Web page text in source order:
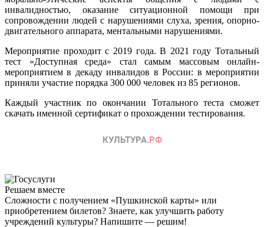
инвалидностью, оказание ситуационной помощи при
сопровождении людей с нарушениями слуха, зрения, опорно-
двигательного аппарата, ментальными нарушениями.
Мероприятие проходит с 2019 года. В 2021 году Тотальный
тест «Доступная среда» стал самым массовым онлайн-
мероприятием в декаду инвалидов в России: в мероприятии
приняли участие порядка 300 000 человек из 85 регионов.
Каждый участник по окончании Тотального теста сможет
скачать именной сертификат о прохождении тестирования.
Решаем вместе
Сложности с получением «Пушкинской карты» или
приобретением билетов? Знаете, как улучшить работу
учреждений культуры? Напишите — решим!